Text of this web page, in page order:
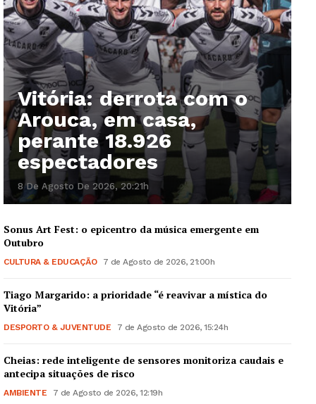
Vitória: derrota com o
Arouca, em casa,
perante 18.926
espectadores
8 De Agosto De 2026, 20:21h
Sonus Art Fest: o epicentro da música emergente em
Outubro
CULTURA & EDUCAÇÃO 7 de Agosto de 2026, 21:00h
Tiago Margarido: a prioridade “é reavivar a mística do
Vitória”
DESPORTO & JUVENTUDE 7 de Agosto de 2026, 15:24h
Cheias: rede inteligente de sensores monitoriza caudais e
antecipa situações de risco
AMBIENTE 7 de Agosto de 2026, 12:19h